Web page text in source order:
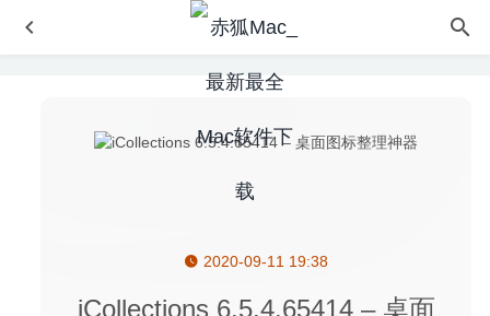
2020-09-11 19:38
iCollections 6.5.4.65414 – 桌面
Aiseesoft Audio Converter 9.2.22 破解版–功能强大的音频